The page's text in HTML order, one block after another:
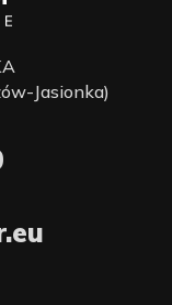
Jasionka)